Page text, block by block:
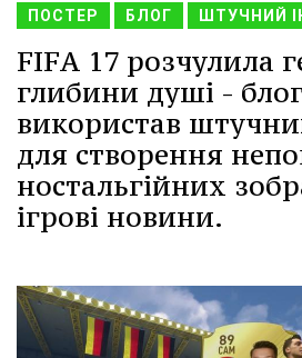
ПОСТЕР БЛОГ ШТУЧНИЙ
FIFA 17 розчулила
глибини душі -
використав
для створення
ностальгійних
ігрові новини.